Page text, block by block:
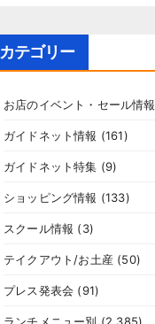
カテゴリー
お店のイベント・セール情報
ガイドネット情報 (161)
ガイドネット特集 (9)
ショッピング情報 (133)
スクール情報 (3)
テイクアウト/お土産 (50)
プレス発表会 (91)